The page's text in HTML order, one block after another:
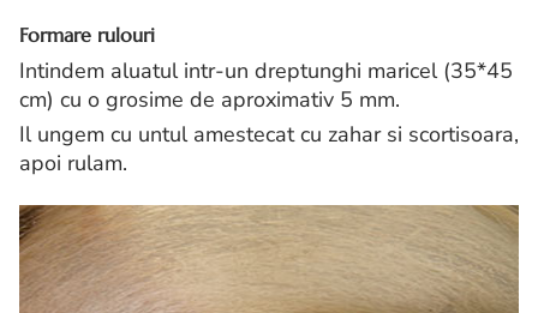
Formare rulouri
Intindem aluatul intr-un dreptunghi maricel (35*45
cm) cu o grosime de aproximativ 5 mm.
Il ungem cu untul amestecat cu zahar si scortisoara,
apoi rulam.